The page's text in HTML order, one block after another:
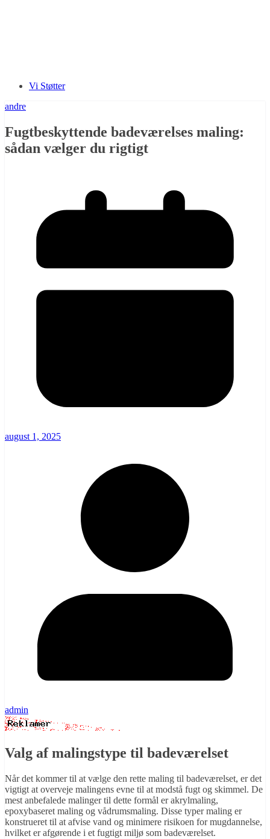
Vi Støtter
andre
Fugtbeskyttende badeværelses maling:
sådan vælger du rigtigt
august 1, 2025
admin
Valg af malingstype til badeværelset
Når det kommer til at vælge den rette maling til badeværelset, er det
vigtigt at overveje malingens evne til at modstå fugt og skimmel. De
mest anbefalede malinger til dette formål er akrylmaling,
epoxybaseret maling og vådrumsmaling. Disse typer maling er
konstrueret til at afvise vand og minimere risikoen for mugdannelse,
hvilket er afgørende i et fugtigt miljø som badeværelset.